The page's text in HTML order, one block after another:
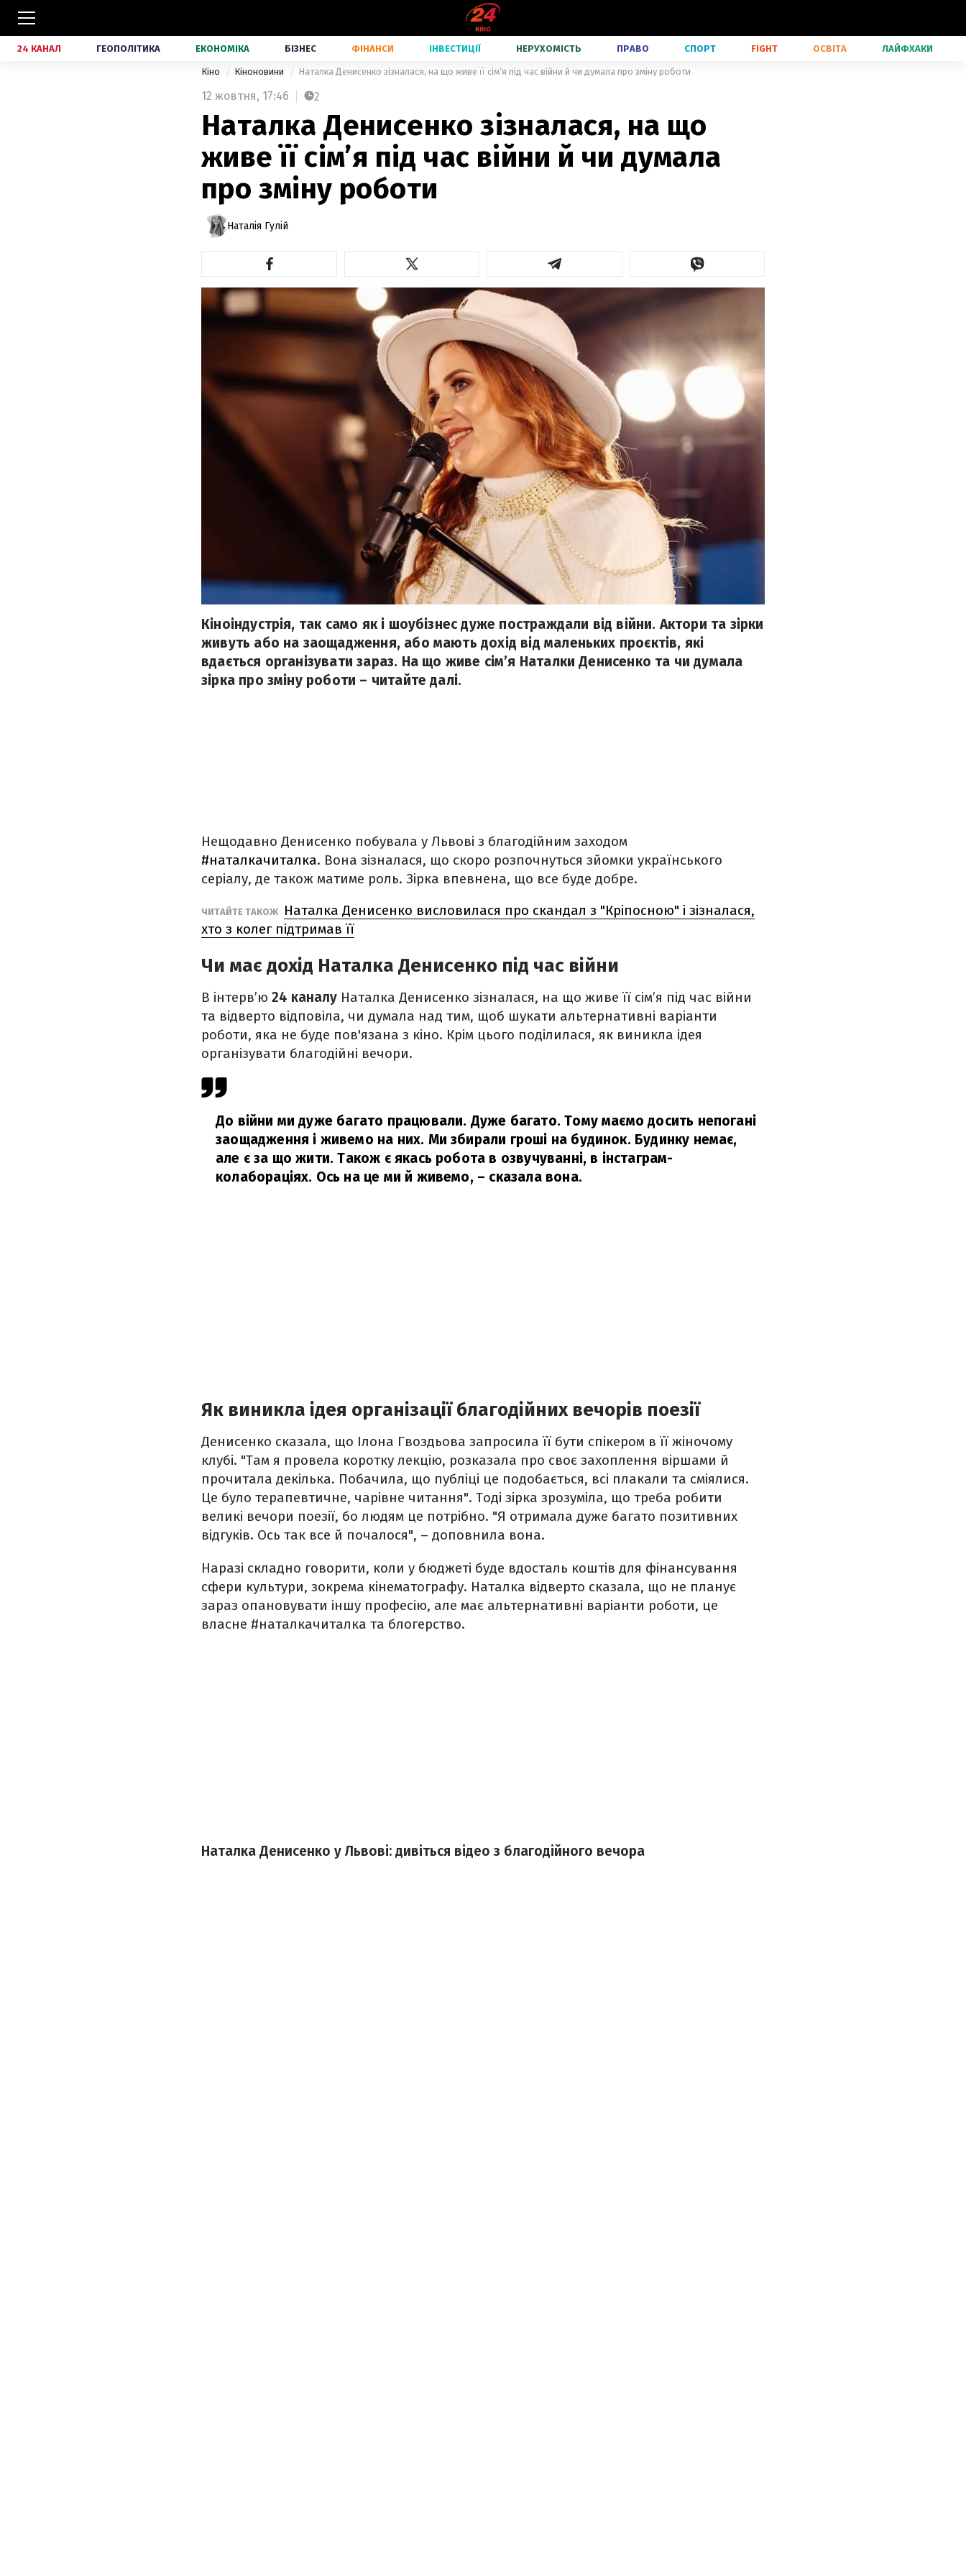
24 КАНАЛ ГЕОПОЛІТИКА ЕКОНОМІКА БІЗНЕС ФІНАНСИ ІНВЕСТИЦІЇ НЕРУХОМІСТЬ ПРАВО СПОРТ FIGHT ОСВІТА ЛАЙФХАКИ
Кіно Кіноновини Наталка Денисенко зізналася, на що живе її сім’я під час війни й чи думала про зміну роботи
12 жовтня, 17:46 2
Наталка Денисенко зізналася, на що
живе її сім’я під час війни й чи думала
про зміну роботи
Наталія Гулій
Кіноіндустрія, так само як і шоубізнес дуже постраждали від війни. Актори та зірки
живуть або на заощадження, або мають дохід від маленьких проєктів, які
вдається організувати зараз. На що живе сім’я Наталки Денисенко та чи думала
зірка про зміну роботи – читайте далі.
Нещодавно Денисенко побувала у Львові з благодійним заходом
#наталкачиталка. Вона зізналася, що скоро розпочнуться зйомки українського
серіалу, де також матиме роль. Зірка впевнена, що все буде добре.
ЧИТАЙТЕ ТАКОЖ
Наталка Денисенко висловилася про скандал з "Кріпосною" і зізналася,
хто з колег підтримав її
Чи має дохід Наталка Денисенко під час війни
В інтерв’ю 24 каналу Наталка Денисенко зізналася, на що живе її сім’я під час війни
та відверто відповіла, чи думала над тим, щоб шукати альтернативні варіанти
роботи, яка не буде пов'язана з кіно. Крім цього поділилася, як виникла ідея
організувати благодійні вечори.
До війни ми дуже багато працювали. Дуже багато. Тому маємо досить непогані
заощадження і живемо на них. Ми збирали гроші на будинок. Будинку немає,
але є за що жити. Також є якась робота в озвучуванні, в інстаграм-
колабораціях. Ось на це ми й живемо, – сказала вона.
Як виникла ідея організації благодійних вечорів поезії
Денисенко сказала, що Ілона Гвоздьова запросила її бути спікером в її жіночому
клубі. "Там я провела коротку лекцію, розказала про своє захоплення віршами й
прочитала декілька. Побачила, що публіці це подобається, всі плакали та сміялися.
Це було терапевтичне, чарівне читання". Тоді зірка зрозуміла, що треба робити
великі вечори поезії, бо людям це потрібно. "Я отримала дуже багато позитивних
відгуків. Ось так все й почалося", – доповнила вона.
Наразі складно говорити, коли у бюджеті буде вдосталь коштів для фінансування
сфери культури, зокрема кінематографу. Наталка відверто сказала, що не планує
зараз опановувати іншу професію, але має альтернативні варіанти роботи, це
власне #наталкачиталка та блогерство.
Наталка Денисенко у Львові: дивіться відео з благодійного вечора